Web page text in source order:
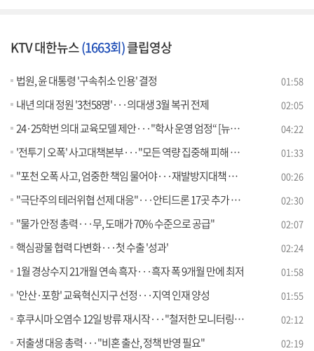
KTV 대한뉴스(1663회)클립영상
법원, 윤 대통령 '구속취소 인용' 결정 01:58
내년 의대 정원 '3천58명'···의대생 3월 복귀 전제 02:05
24·25학번 의대 교육모델 제안···"학사 운영 엄정“ [뉴스의 맥] 04:22
'전투기 오폭' 사고대책본부···"모든 역량 집중해 피해 배상" 01:33
"포천 오폭 사고, 엄중한 책임 물어야···재발방지대책 마련" 00:26
"극단주의 테러위협 선제 대응"···안티드론 17곳 추가 구축 02:30
"물가 안정 총력···무, 도매가 70% 수준으로 공급" 02:07
핵심광물 협력 다변화···첫 수출 '성과' 02:24
1월 경상수지 21개월 연속 흑자···흑자 폭 9개월 만에 최저 01:58
'안산·포항' 교육혁신지구 선정···지역 인재 양성 01:55
후쿠시마 오염수 12일 방류 재시작···"철저한 모니터링 진행" 02:12
저출생 대응 총력···"비혼 출산, 정책 반영 필요" 02:19